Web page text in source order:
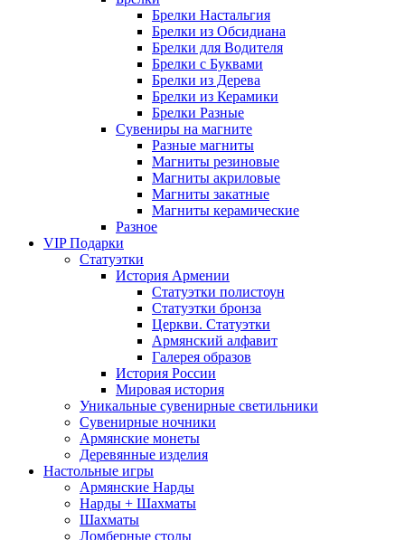
Брелки Настальгия
Брелки из Обсидиана
Брелки для Водителя
Брелки с Буквами
Брелки из Дерева
Брелки из Керамики
Брелки Разные
Сувениры на магните
Разные магниты
Магниты резиновые
Магниты акриловые
Магниты закатные
Магниты керамические
Разное
VIP Подарки
Статуэтки
История Армении
Статуэтки полистоун
Статуэтки бронза
Церкви. Статуэтки
Армянский алфавит
Галерея образов
История России
Мировая история
Уникальные сувенирные светильники
Сувенирные ночники
Армянские монеты
Деревянные изделия
Настольные игры
Армянские Нарды
Нарды + Шахматы
Шахматы
Ломберные столы